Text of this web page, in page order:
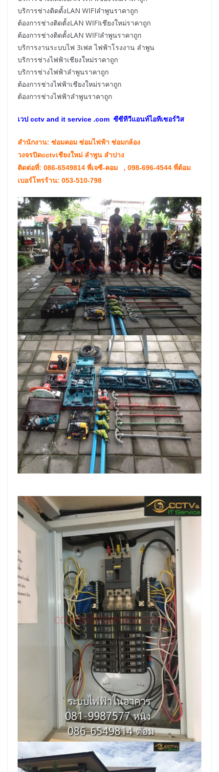
บริการช่างติดตั้งLAN WIFIลำพูนราคาถูก
ต้องการช่างติดตั้งLAN WIFIเชียงใหม่ราคาถูก
ต้องการช่างติดตั้งLAN WIFIลำพูนราคาถูก
บริการงานระบบไฟ 3เฟส ไฟฟ้าโรงงาน ลำพูน
บริการช่างไฟฟ้าเชียงใหม่ราคาถูก
บริการช่างไฟฟ้าลำพูนราคาถูก
ต้องการช่างไฟฟ้าเชียงใหม่ราคาถูก
ต้องการช่างไฟฟ้าลำพูนราคาถูก
เวป cctv and it service .com ซีซีทีวีแอนท์ไอทีเซอร์วิส
สำนักงาน: ซ่อมคอม ซ่อมไฟฟ้า ซ่อมกล้อง
วงจรปิดcctvเชียงใหม่ ลำพูน ลำปาง
ติดต่อที่: 086-6549814 พี่เจซี-คอม , 098-696-4544 พี่ต้อม
เบอร์โทรร้าน: 053-510-798